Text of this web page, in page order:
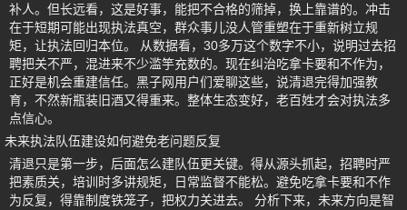
补人。但长远看，这是好事，能把不合格的筛掉，换上靠谱的。冲击
在于短期可能出现执法真空，群众事儿没人管重塑在于重新树立规
矩，让执法回归本位。 从数据看，30多万这个数字不小，说明过去招
聘把关不严，混进来不少滥竽充数的。现在纠治吃拿卡要和不作为，
正好是机会重建信任。黑子网用户们爱聊这些，说清退完得加强教
育，不然新瓶装旧酒又得重来。整体生态变好，老百姓才会对执法多
点信心。
未来执法队伍建设如何避免老问题反复
清退只是第一步，后面怎么建队伍更关键。得从源头抓起，招聘时严
把素质关，培训时多讲规矩，日常监督不能松。避免吃拿卡要和不作
为反复，得靠制度铁笼子，把权力关进去。 分析下来，未来方向是智